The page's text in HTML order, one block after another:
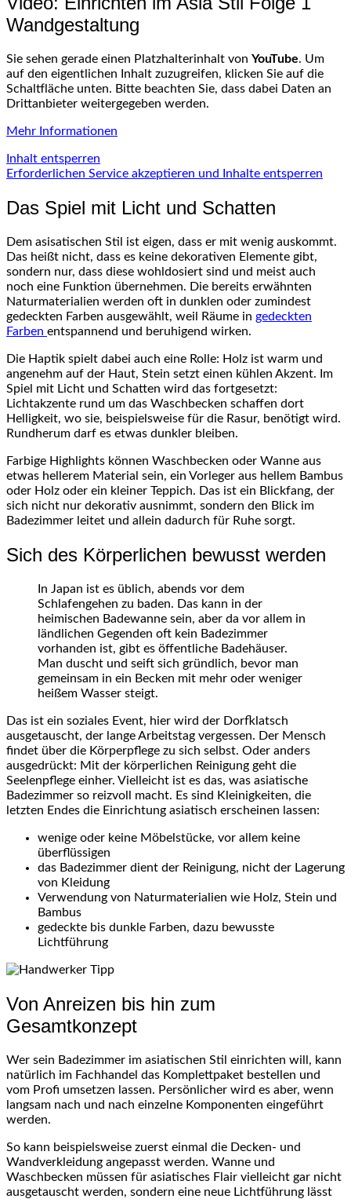
Wandgestaltung
Sie sehen gerade einen Platzhalterinhalt von YouTube. Um
auf den eigentlichen Inhalt zuzugreifen, klicken Sie auf die
Schaltfläche unten. Bitte beachten Sie, dass dabei Daten an
Drittanbieter weitergegeben werden.
Mehr Informationen
Inhalt entsperren
Erforderlichen Service akzeptieren und Inhalte entsperren
Das Spiel mit Licht und Schatten
Dem asisatischen Stil ist eigen, dass er mit wenig auskommt.
Das heißt nicht, dass es keine dekorativen Elemente gibt,
sondern nur, dass diese wohldosiert sind und meist auch
noch eine Funktion übernehmen. Die bereits erwähnten
Naturmaterialien werden oft in dunklen oder zumindest
gedeckten Farben ausgewählt, weil Räume in gedeckten
Farben entspannend und beruhigend wirken.
Die Haptik spielt dabei auch eine Rolle: Holz ist warm und
angenehm auf der Haut, Stein setzt einen kühlen Akzent. Im
Spiel mit Licht und Schatten wird das fortgesetzt:
Lichtakzente rund um das Waschbecken schaffen dort
Helligkeit, wo sie, beispielsweise für die Rasur, benötigt wird.
Rundherum darf es etwas dunkler bleiben.
Farbige Highlights können Waschbecken oder Wanne aus
etwas hellerem Material sein, ein Vorleger aus hellem Bambus
oder Holz oder ein kleiner Teppich. Das ist ein Blickfang, der
sich nicht nur dekorativ ausnimmt, sondern den Blick im
Badezimmer leitet und allein dadurch für Ruhe sorgt.
Sich des Körperlichen bewusst werden
In Japan ist es üblich, abends vor dem
Schlafengehen zu baden. Das kann in der
heimischen Badewanne sein, aber da vor allem in
ländlichen Gegenden oft kein Badezimmer
vorhanden ist, gibt es öffentliche Badehäuser.
Man duscht und seift sich gründlich, bevor man
gemeinsam in ein Becken mit mehr oder weniger
heißem Wasser steigt.
Das ist ein soziales Event, hier wird der Dorfklatsch
ausgetauscht, der lange Arbeitstag vergessen. Der Mensch
findet über die Körperpflege zu sich selbst. Oder anders
ausgedrückt: Mit der körperlichen Reinigung geht die
Seelenpflege einher. Vielleicht ist es das, was asiatische
Badezimmer so reizvoll macht. Es sind Kleinigkeiten, die
letzten Endes die Einrichtung asiatisch erscheinen lassen:
wenige oder keine Möbelstücke, vor allem keine
überflüssigen
das Badezimmer dient der Reinigung, nicht der Lagerung
von Kleidung
Verwendung von Naturmaterialien wie Holz, Stein und
Bambus
gedeckte bis dunkle Farben, dazu bewusste
Lichtführung
Von Anreizen bis hin zum
Gesamtkonzept
Wer sein Badezimmer im asiatischen Stil einrichten will, kann
natürlich im Fachhandel das Komplettpaket bestellen und
vom Profi umsetzen lassen. Persönlicher wird es aber, wenn
langsam nach und nach einzelne Komponenten eingeführt
werden.
So kann beispielsweise zuerst einmal die Decken- und
Wandverkleidung angepasst werden. Wanne und
Waschbecken müssen für asiatisches Flair vielleicht gar nicht
ausgetauscht werden, sondern eine neue Lichtführung lässt